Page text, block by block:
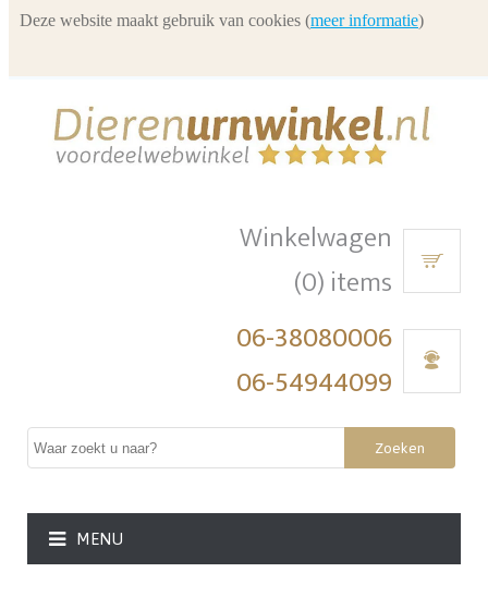
Winkelwagen
(0) items
06-38080006
06-54944099
Zoeken
MENU
Deze website maakt gebruik van cookies (meer informatie)